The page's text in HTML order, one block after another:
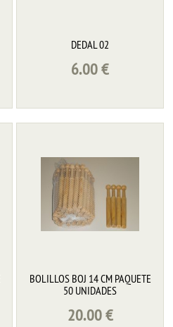
DEDAL 02
6.00€
BOLILLOS BOJ 14 CM PAQUETE
50 UNIDADES
20.00€